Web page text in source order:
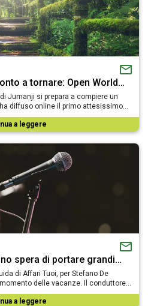
a tornare: Open World…
Jumanji si prepara a compiere un
diffuso online il primo attesissimo…
a leggere
spera di portare grandi…
di Affari Tuoi, per Stefano De
delle vacanze. Il conduttore…
a leggere